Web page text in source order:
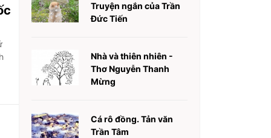
Truyện ngắn của Trần
Đức Tiến
Nhà và thiên nhiên -
Thơ Nguyễn Thanh
Mừng
Cá rô đồng. Tản văn
Trần Tâm